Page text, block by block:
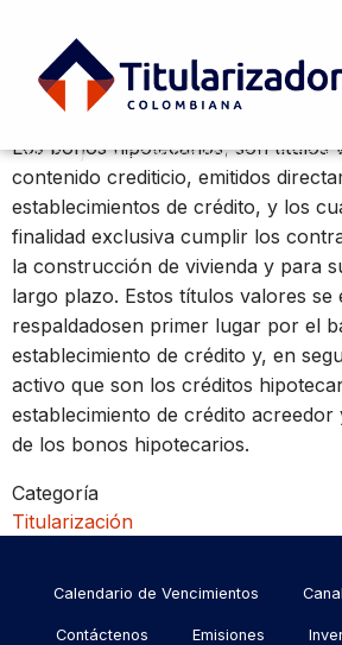
¿Qué son los bonos
Ruta de navegación
INICIO CURRENT:
¿QUÉ SON LOS BONOS
Los bonos hipotecarios, son títulos
contenido crediticio, emitidos
establecimientos de crédito, y los
finalidad exclusiva cumplir los
la construcción de vivienda y para
largo plazo. Estos títulos valores se
respaldadosen primer lugar por el
establecimiento de crédito y, en
activo que son los créditos
establecimiento de crédito
de los bonos hipotecarios.
Categoría
Titularización
Menu
footer
Calendario de Vencimientos
Contáctenos Emisiones